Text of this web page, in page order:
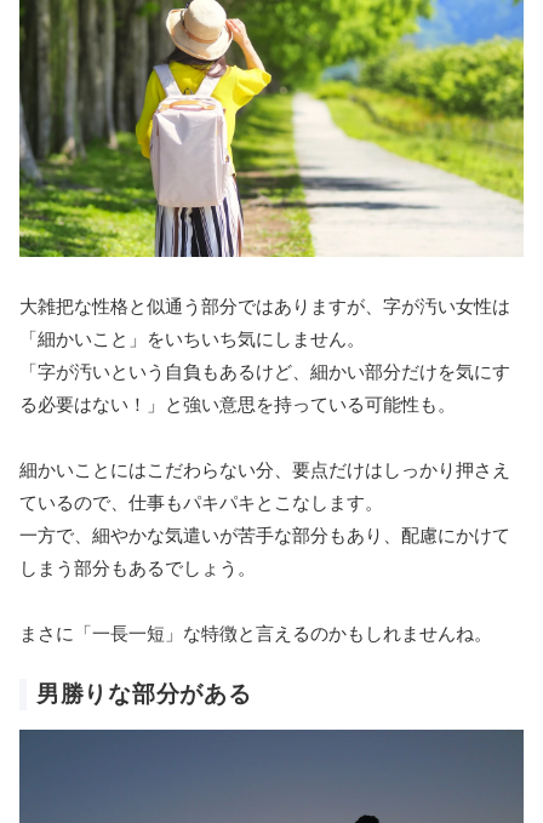
大雑把な性格と似通う部分ではありますが、字が汚い女性は
「細かいこと」をいちいち気にしません。
「字が汚いという自負もあるけど、細かい部分だけを気にす
る必要はない！」と強い意思を持っている可能性も。
細かいことにはこだわらない分、要点だけはしっかり押さえ
ているので、仕事もパキパキとこなします。
一方で、細やかな気遣いが苦手な部分もあり、配慮にかけて
しまう部分もあるでしょう。
まさに「一長一短」な特徴と言えるのかもしれませんね。
男勝りな部分がある